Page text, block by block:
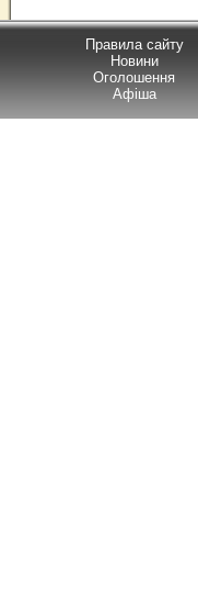
Правила сайту
Новини
Оголошення
Афіша